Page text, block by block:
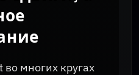
многих кругах